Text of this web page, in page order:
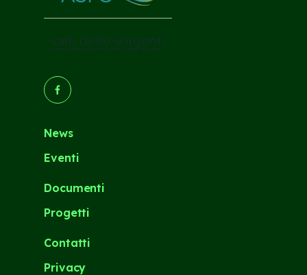
(Opens in a new tab/window)
News
Eventi
Documenti
Progetti
Contatti
Privacy